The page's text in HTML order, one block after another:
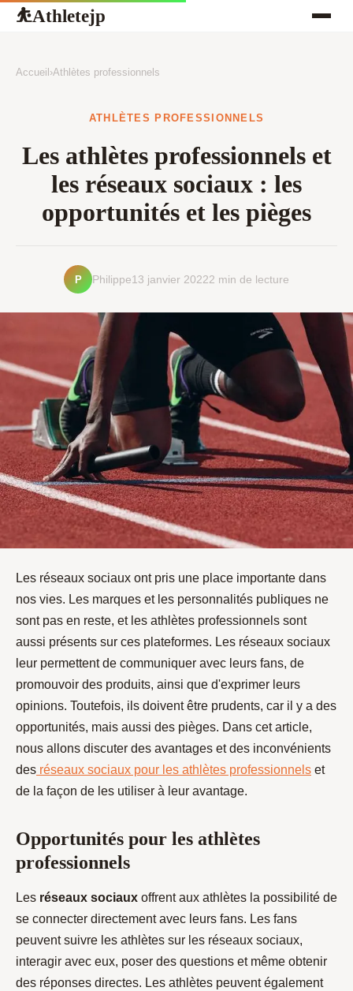
⛹Athletejp
Accueil ›Athlètes professionnels
ATHLÈTES PROFESSIONNELS
Les athlètes professionnels et
les réseaux sociaux : les
opportunités et les pièges
P Philippe13 janvier 20222 min de lecture
Les réseaux sociaux ont pris une place importante dans
nos vies. Les marques et les personnalités publiques ne
sont pas en reste, et les athlètes professionnels sont
aussi présents sur ces plateformes. Les réseaux sociaux
leur permettent de communiquer avec leurs fans, de
promouvoir des produits, ainsi que d'exprimer leurs
opinions. Toutefois, ils doivent être prudents, car il y a des
opportunités, mais aussi des pièges. Dans cet article,
nous allons discuter des avantages et des inconvénients
des réseaux sociaux pour les athlètes professionnels et
de la façon de les utiliser à leur avantage.
Opportunités pour les athlètes
professionnels
Les réseaux sociaux offrent aux athlètes la possibilité de
se connecter directement avec leurs fans. Les fans
peuvent suivre les athlètes sur les réseaux sociaux,
interagir avec eux, poser des questions et même obtenir
des réponses directes. Les athlètes peuvent également